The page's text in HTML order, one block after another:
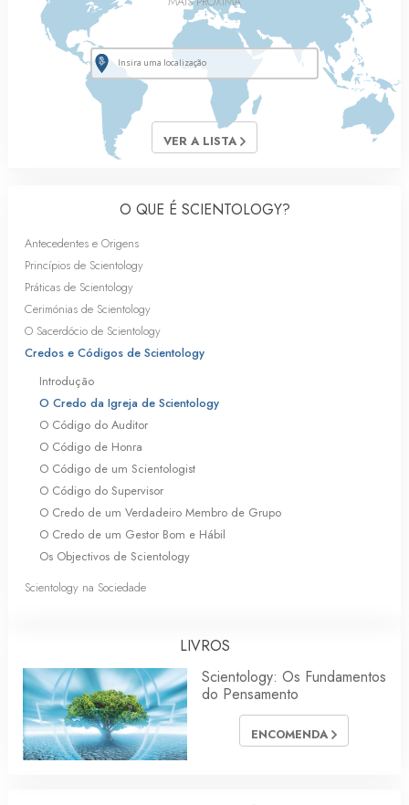
VER A LISTA
O QUE É SCIENTOLOGY?
Antecedentes e Origens
Princípios de Scientology
Práticas de Scientology
Cerimónias de Scientology
O Sacerdócio de Scientology
Credos e Códigos de Scientology
Introdução
O Credo da Igreja de Scientology
O Código do Auditor
O Código de Honra
O Código de um Scientologist
O Código do Supervisor
O Credo de um Verdadeiro Membro de Grupo
O Credo de um Gestor Bom e Hábil
Os Objectivos de Scientology
Scientology na Sociedade
LIVROS
Scientology: Os Fundamentos
do Pensamento
ENCOMENDA